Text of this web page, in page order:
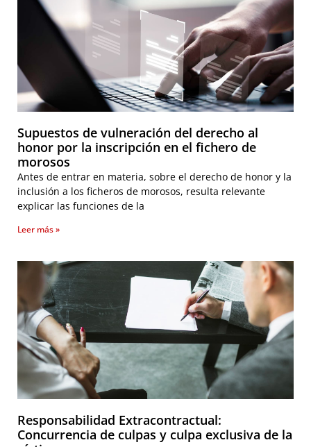
Supuestos de vulneración del derecho al
honor por la inscripción en el fichero de
morosos
Antes de entrar en materia, sobre el derecho de honor y la
inclusión a los ficheros de morosos, resulta relevante
explicar las funciones de la
Leer más »
Responsabilidad Extracontractual:
Concurrencia de culpas y culpa exclusiva de la